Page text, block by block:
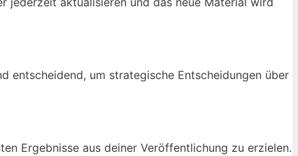
entscheidend, um strategische Entscheidungen über
Ergebnisse aus deiner Veröffentlichung zu erzielen.